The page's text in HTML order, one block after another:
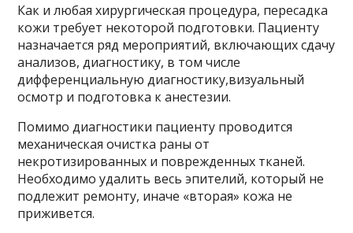
Как и любая хирургическая процедура, пересадка
кожи требует некоторой подготовки. Пациенту
назначается ряд мероприятий, включающих сдачу
анализов, диагностику, в том числе
дифференциальную диагностику,визуальный
осмотр и подготовка к анестезии.
Помимо диагностики пациенту проводится
механическая очистка раны от
некротизированных и поврежденных тканей.
Необходимо удалить весь эпителий, который не
подлежит ремонту, иначе «вторая» кожа не
приживется.